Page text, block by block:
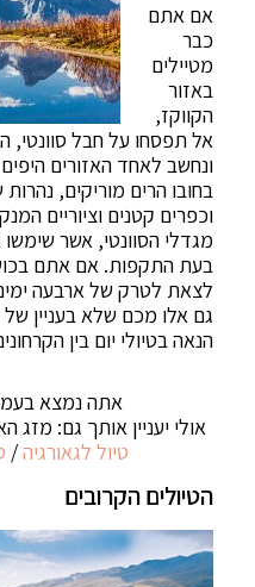
אם אתם
כבר
מטיילים
באזור
הקווקז,
אל תפסחו על חבל סוונטי,
ונחשב לאחד האזורים
בחובו הרים מוריקים,
וכפרים קטנים וציוריים
מגדלי הסוונטי, אשר
בעת התקפות. אם אתם
לצאת לטרק של ארבעה
גם אלו מכם שלא בעניין
הנאה בטיולי יום בין
אתה נמצא
אולי יעניין אותך גם: מזג
טיול לגאורגיה/
הטיולים הקרובים